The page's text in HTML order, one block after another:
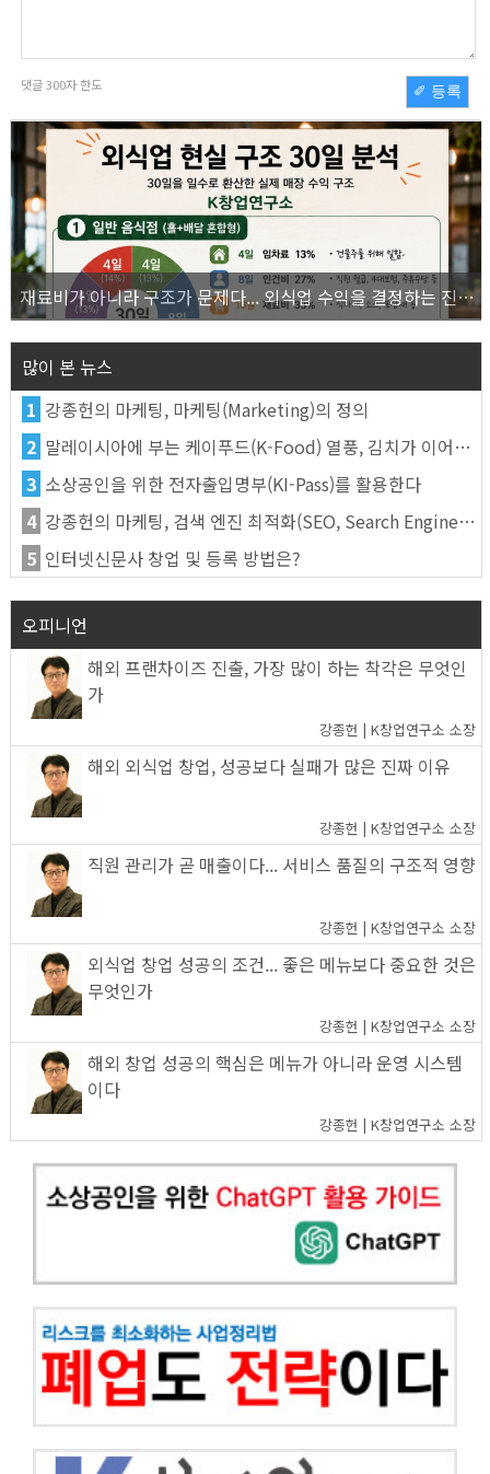
댓글300자 한도 ✐ 등록
재료비가 아니라 구조가 문제다... 외식업 수익을 결정하는 진짜 숫자의 비밀
많이 본 뉴스
1 강종헌의 마케팅, 마케팅(Marketing)의 정의
2 말레이시아에 부는 케이푸드(K-Food) 열풍, 김치가 이어간다
3 소상공인을 위한 전자출입명부(KI-Pass)를 활용한다
4 강종헌의 마케팅, 검색 엔진 최적화(SEO, Search Engine Optimization)란
5 인터넷신문사 창업 및 등록 방법은?
오피니언
해외 프랜차이즈 진출, 가장 많이 하는 착각은 무엇인
가
강종헌 | K창업연구소 소장
해외 외식업 창업, 성공보다 실패가 많은 진짜 이유
강종헌 | K창업연구소 소장
직원 관리가 곧 매출이다... 서비스 품질의 구조적 영향
강종헌 | K창업연구소 소장
외식업 창업 성공의 조건... 좋은 메뉴보다 중요한 것은
무엇인가
강종헌 | K창업연구소 소장
해외 창업 성공의 핵심은 메뉴가 아니라 운영 시스템
이다
강종헌 | K창업연구소 소장